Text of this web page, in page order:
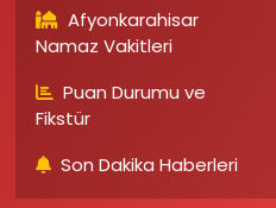
Afyonkarahisar
Namaz Vakitleri
Puan Durumu ve
Fikstür
Son Dakika Haberleri